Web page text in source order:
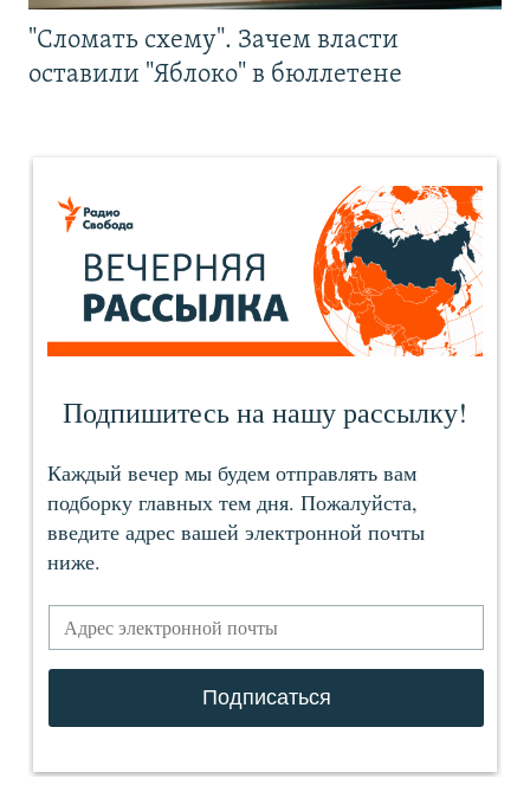
"Сломать схему". Зачем власти
оставили "Яблоко" в бюллетене